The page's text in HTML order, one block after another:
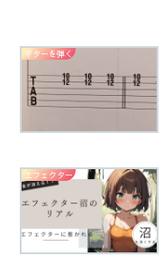
ギターを弾く
エフェクター